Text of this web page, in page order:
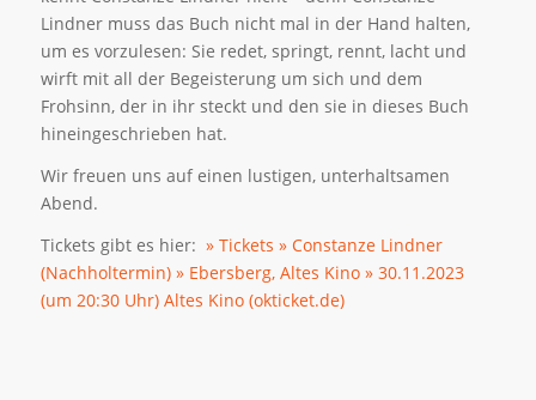
Lindner muss das Buch nicht mal in der Hand halten,
um es vorzulesen: Sie redet, springt, rennt, lacht und
wirft mit all der Begeisterung um sich und dem
Frohsinn, der in ihr steckt und den sie in dieses Buch
hineingeschrieben hat.
Wir freuen uns auf einen lustigen, unterhaltsamen
Abend.
Tickets gibt es hier: » Tickets » Constanze Lindner
(Nachholtermin) » Ebersberg, Altes Kino » 30.11.2023
(um 20:30 Uhr) Altes Kino (okticket.de)